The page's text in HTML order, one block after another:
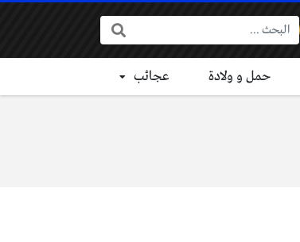
البحث:
حمل و ولادة عجائب